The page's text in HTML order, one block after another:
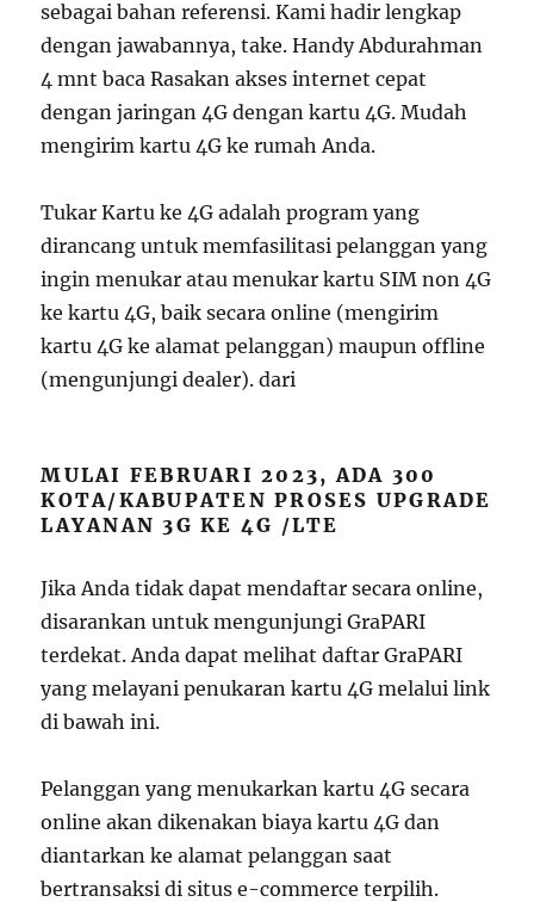
sebagai bahan referensi. Kami hadir lengkap
dengan jawabannya, take. Handy Abdurahman
4 mnt baca Rasakan akses internet cepat
dengan jaringan 4G dengan kartu 4G. Mudah
mengirim kartu 4G ke rumah Anda.
Tukar Kartu ke 4G adalah program yang
dirancang untuk memfasilitasi pelanggan yang
ingin menukar atau menukar kartu SIM non 4G
ke kartu 4G, baik secara online (mengirim
kartu 4G ke alamat pelanggan) maupun offline
(mengunjungi dealer). dari
MULAI FEBRUARI 2023, ADA 300
KOTA/KABUPATEN PROSES UPGRADE
LAYANAN 3G KE 4G /LTE
Jika Anda tidak dapat mendaftar secara online,
disarankan untuk mengunjungi GraPARI
terdekat. Anda dapat melihat daftar GraPARI
yang melayani penukaran kartu 4G melalui link
di bawah ini.
Pelanggan yang menukarkan kartu 4G secara
online akan dikenakan biaya kartu 4G dan
diantarkan ke alamat pelanggan saat
bertransaksi di situs e-commerce terpilih.